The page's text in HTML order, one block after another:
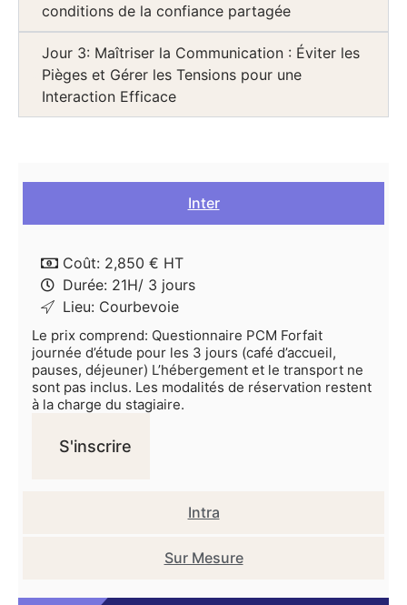
conditions de la confiance partagée
Jour 3: Maîtriser la Communication : Éviter les
Pièges et Gérer les Tensions pour une
Interaction Efficace
Inter
Intra
Sur Mesure
Coût: 2,850 € HT
Durée: 21H/ 3 jours
Lieu: Courbevoie
Le prix comprend: Questionnaire PCM Forfait
journée d’étude pour les 3 jours (café d’accueil,
pauses, déjeuner) L’hébergement et le transport ne
sont pas inclus. Les modalités de réservation restent
à la charge du stagiaire.
S'inscrire